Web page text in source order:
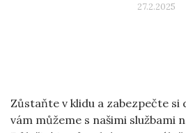
27.2.2025
Zůstaňte v klidu a zabezpečte si
vám můžeme s našimi službami